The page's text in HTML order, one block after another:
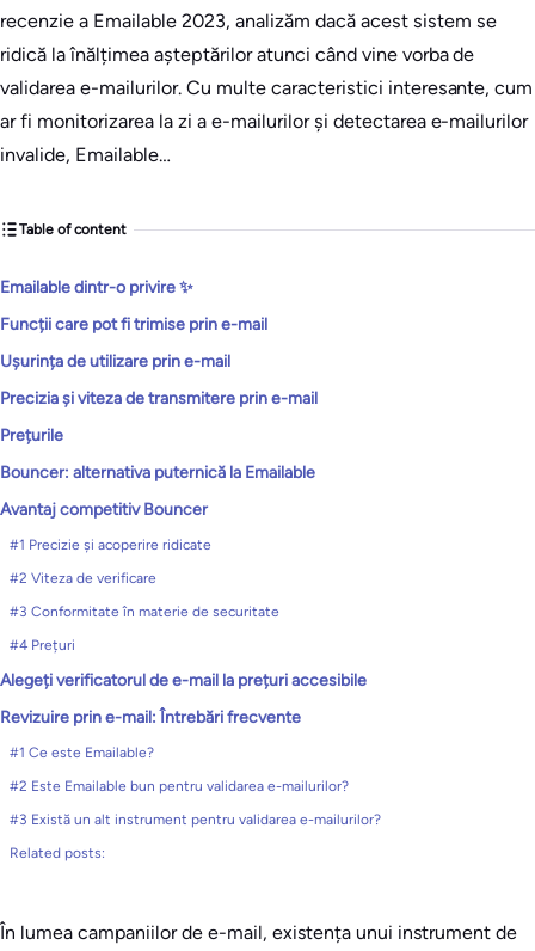
recenzie a Emailable 2023, analizăm dacă acest sistem se
ridică la înălțimea așteptărilor atunci când vine vorba de
validarea e-mailurilor. Cu multe caracteristici interesante, cum
ar fi monitorizarea la zi a e-mailurilor și detectarea e-mailurilor
invalide, Emailable…
Table of content
Emailable dintr-o privire ✨
Funcții care pot fi trimise prin e-mail
Ușurința de utilizare prin e-mail
Precizia și viteza de transmitere prin e-mail
Prețurile
Bouncer: alternativa puternică la Emailable
Avantaj competitiv Bouncer
#1 Precizie și acoperire ridicate
#2 Viteza de verificare
#3 Conformitate în materie de securitate
#4 Prețuri
Alegeți verificatorul de e-mail la prețuri accesibile
Revizuire prin e-mail: Întrebări frecvente
#1 Ce este Emailable?
#2 Este Emailable bun pentru validarea e-mailurilor?
#3 Există un alt instrument pentru validarea e-mailurilor?
Related posts:
În lumea campaniilor de e-mail, existența unui instrument de